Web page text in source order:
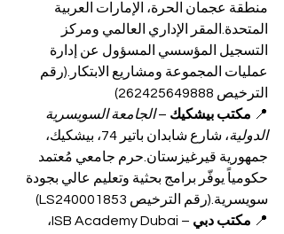
منطقة عجمان الحرة، الإمارات العربية
المتحدة.المقر الإداري العالمي ومركز
التسجيل المؤسسي المسؤول عن إدارة
عمليات المجموعة ومشاريع الابتكار.(رقم
الترخيص 262425649888)
📍 مكتب بيشكيك – الجامعة السويسرية
الدولية
، شارع شابدان باتير 74، بيشكيك،
جمهورية قيرغيزستان.حرم جامعي مُعتمد
حكومياً يوفّر برامج بحثية وتعليم عالي بجودة
سويسرية.(رقم الترخيص LS240001853)
📍 مكتب دبي
– ISB Academy Dubai،